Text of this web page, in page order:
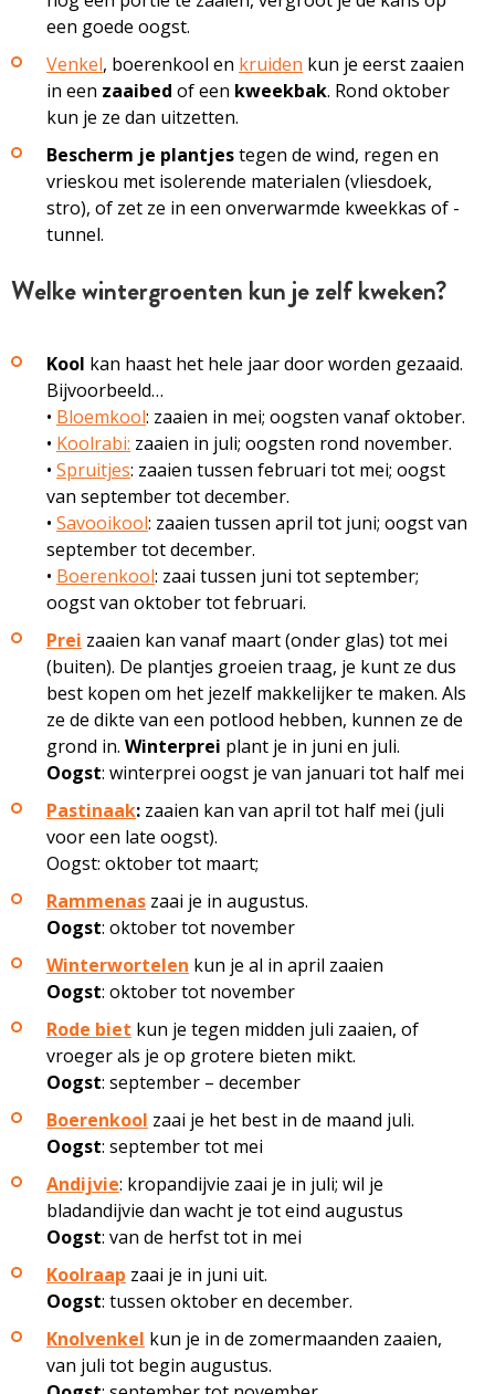
een goede oogst.
Venkel, boerenkool en kruiden kun je eerst zaaien
in een zaaibed of een kweekbak. Rond oktober
kun je ze dan uitzetten.
Bescherm je plantjestegen de wind, regen en
vrieskou met isolerende materialen (vliesdoek,
stro), of zet ze in een onverwarmde kweekkas of -
tunnel.
Welke wintergroenten kun je zelf kweken?
Kool kan haast het hele jaar door worden gezaaid.
Bijvoorbeeld…
• Bloemkool: zaaien in mei; oogsten vanaf oktober.
• Koolrabi: zaaien in juli; oogsten rond november.
• Spruitjes: zaaien tussen februari tot mei; oogst
van september tot december.
• Savooikool: zaaien tussen april tot juni; oogst van
september tot december.
• Boerenkool: zaai tussen juni tot september;
oogst van oktober tot februari.
Prei zaaien kan vanaf maart (onder glas) tot mei
(buiten). De plantjes groeien traag, je kunt ze dus
best kopen om het jezelf makkelijker te maken. Als
ze de dikte van een potlood hebben, kunnen ze de
grond in. Winterprei plant je in juni en juli.
Oogst: winterprei oogst je van januari tot half mei
Pastinaak: zaaien kan van april tot half mei (juli
voor een late oogst).
Oogst: oktober tot maart;
Rammenas zaai je in augustus.
Oogst: oktober tot november
Winterwortelen kun je al in april zaaien
Oogst: oktober tot november
Rode biet kun je tegen midden juli zaaien, of
vroeger als je op grotere bieten mikt.
Oogst: september – december
Boerenkool zaai je het best in de maand juli.
Oogst: september tot mei
Andijvie: kropandijvie zaai je in juli; wil je
bladandijvie dan wacht je tot eind augustus
Oogst: van de herfst tot in mei
Koolraap zaai je in juni uit.
Oogst: tussen oktober en december.
Knolvenkel kun je in de zomermaanden zaaien,
van juli tot begin augustus.